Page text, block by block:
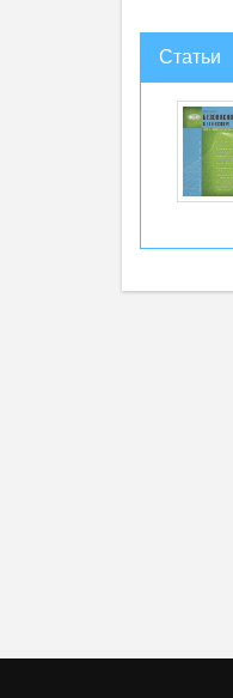
Статьи